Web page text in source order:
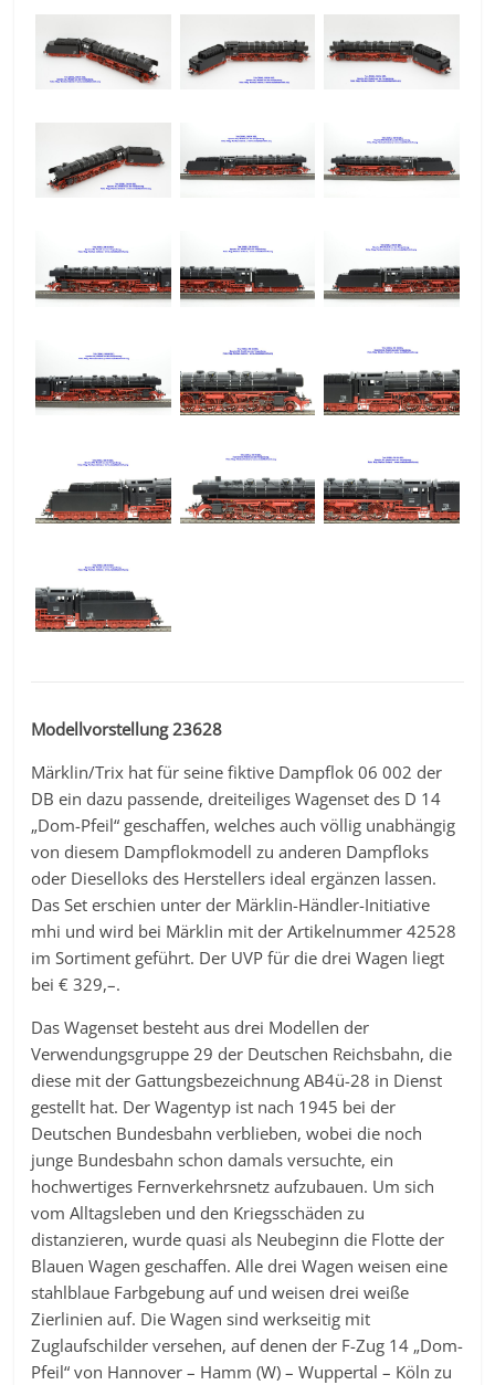
Modellvorstellung 23628
Märklin/Trix hat für seine fiktive Dampflok 06 002 der
DB ein dazu passende, dreiteiliges Wagenset des D 14
„Dom-Pfeil“ geschaffen, welches auch völlig unabhängig
von diesem Dampflokmodell zu anderen Dampfloks
oder Dieselloks des Herstellers ideal ergänzen lassen.
Das Set erschien unter der Märklin-Händler-Initiative
mhi und wird bei Märklin mit der Artikelnummer 42528
im Sortiment geführt. Der UVP für die drei Wagen liegt
bei € 329,–.
Das Wagenset besteht aus drei Modellen der
Verwendungsgruppe 29 der Deutschen Reichsbahn, die
diese mit der Gattungsbezeichnung AB4ü-28 in Dienst
gestellt hat. Der Wagentyp ist nach 1945 bei der
Deutschen Bundesbahn verblieben, wobei die noch
junge Bundesbahn schon damals versuchte, ein
hochwertiges Fernverkehrsnetz aufzubauen. Um sich
vom Alltagsleben und den Kriegsschäden zu
distanzieren, wurde quasi als Neubeginn die Flotte der
Blauen Wagen geschaffen. Alle drei Wagen weisen eine
stahlblaue Farbgebung auf und weisen drei weiße
Zierlinien auf. Die Wagen sind werkseitig mit
Zuglaufschilder versehen, auf denen der F-Zug 14 „Dom-
Pfeil“ von Hannover – Hamm (W) – Wuppertal – Köln zu